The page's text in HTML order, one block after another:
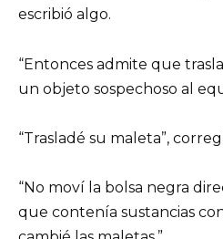
escribió algo.
“Entonces admite que
un objeto sospechoso al
“Trasladé su maleta”,
“No moví la bolsa negra
que contenía sustancias